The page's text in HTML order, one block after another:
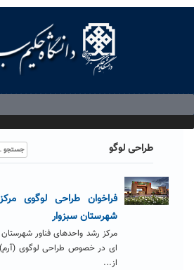
طراحی لوگو
جستجو
برای:
فراخوان طراحی لوگوی
شهرستان سبزوار
مرکز رشد واحدهای فناور
ای در خصوص طراحی لوگوی (آرم)
از...